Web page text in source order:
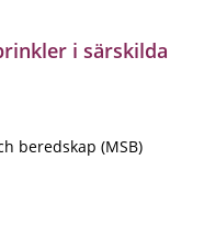
i särskilda
beredskap (MSB)